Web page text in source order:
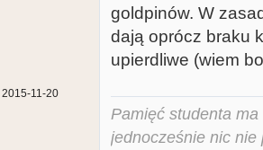
2015-11-20
goldpinów. W
dają oprócz braku
upierdliwe (wiem
Pamięć studenta
jednocześnie nic nie